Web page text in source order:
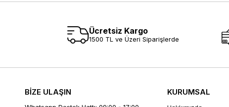
Ücretsiz Kargo
1500 TL ve Üzeri Siparişlerde
BİZE ULAŞIN KURUMSAL